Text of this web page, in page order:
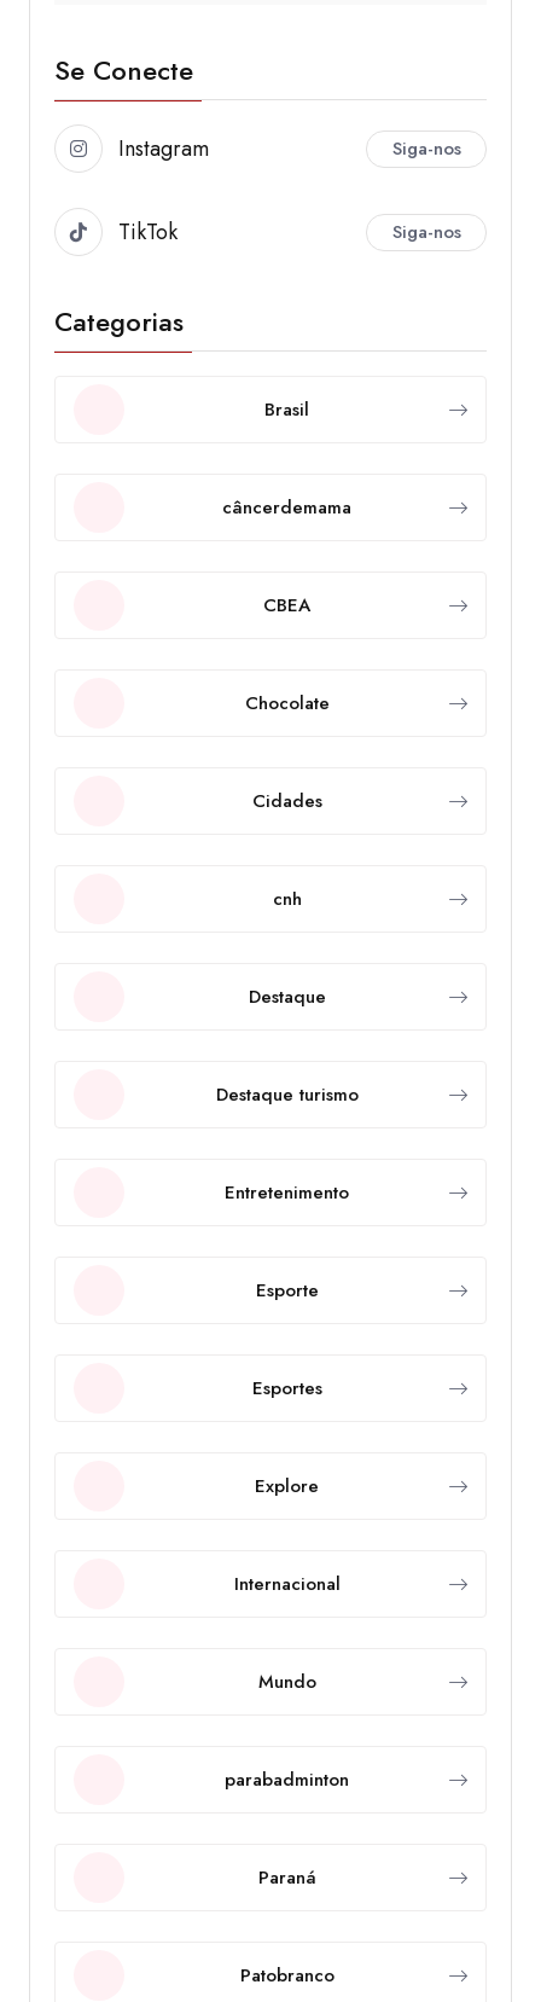
Se Conecte
Instagram Siga-nos
TikTok Siga-nos
Categorias
Brasil
câncerdemama
CBEA
Chocolate
Cidades
cnh
Destaque
Destaque turismo
Entretenimento
Esporte
Esportes
Explore
Internacional
Mundo
parabadminton
Paraná
Patobranco